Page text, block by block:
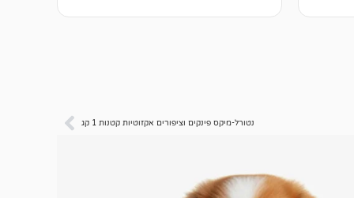
נטורל-מיקס פינקים וציפורים אקזוטיות קטנות 1 קג